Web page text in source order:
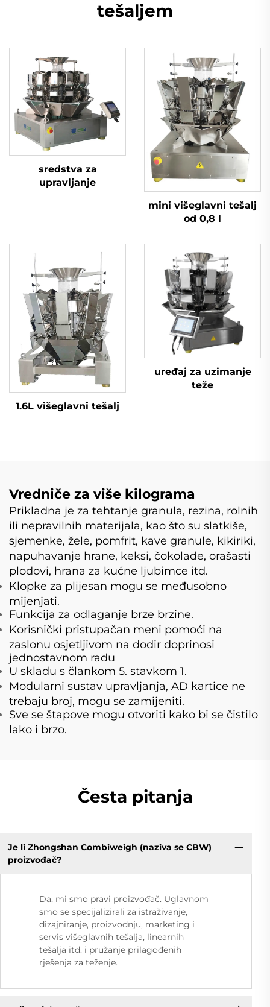
tešaljem
sredstva za
upravljanje
mini višeglavni tešalj
od 0,8 l
1.6L višeglavni tešalj
uređaj za uzimanje
teže
Vredniče za više kilograma
Prikladna je za tehtanje granula, rezina, rolnih
ili nepravilnih materijala, kao što su slatkiše,
sjemenke, žele, pomfrit, kave granule, kikiriki,
napuhavanje hrane, keksi, čokolade, orašasti
plodovi, hrana za kućne ljubimce itd.
Klopke za plijesan mogu se međusobno
mijenjati.
Funkcija za odlaganje brze brzine.
Korisnički pristupačan meni pomoći na
zaslonu osjetljivom na dodir doprinosi
jednostavnom radu
U skladu s člankom 5. stavkom 1.
Modularni sustav upravljanja, AD kartice ne
trebaju broj, mogu se zamijeniti.
Sve se štapove mogu otvoriti kako bi se čistilo
lako i brzo.
Česta pitanja
Je li Zhongshan Combiweigh (naziva se CBW)
proizvođač?
Da, mi smo pravi proizvođač. Uglavnom
smo se specijalizirali za istraživanje,
dizajniranje, proizvodnju, marketing i
servis višeglavnih tešalja, linearnih
tešalja itd. i pružanje prilagođenih
rješenja za teženje.